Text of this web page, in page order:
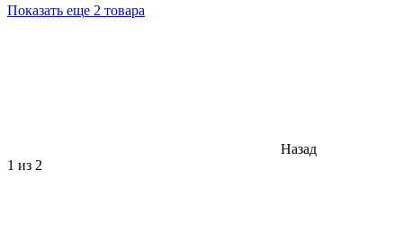
Показать еще 2 товара
Назад
1 из 2